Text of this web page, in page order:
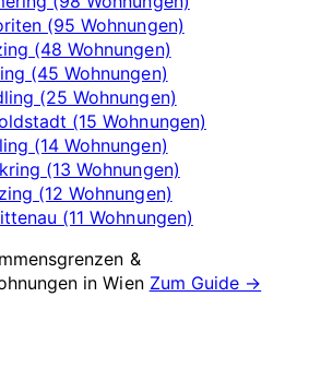
(95 Wohnungen)
(48 Wohnungen)
(45 Wohnungen)
(25 Wohnungen)
(15 Wohnungen)
(14 Wohnungen)
(13 Wohnungen)
(12 Wohnungen)
(11 Wohnungen)
&
inWien Zum Guide →